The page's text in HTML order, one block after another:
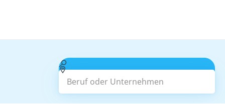
Beruf oder Unternehmen
Suchen